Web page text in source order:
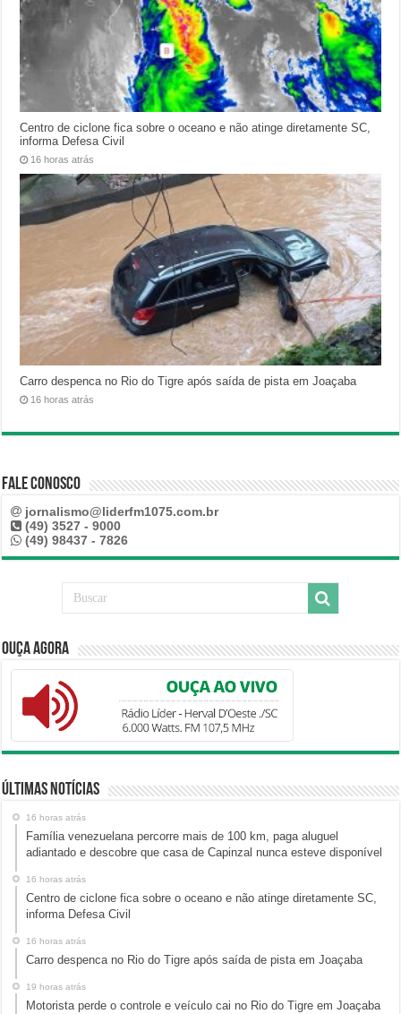
Centro de ciclone fica sobre o oceano e não atinge diretamente SC,
informa Defesa Civil
16 horas atrás
Carro despenca no Rio do Tigre após saída de pista em Joaçaba
16 horas atrás
Fale Conosco
jornalismo@liderfm1075.com.br
(49) 3527 - 9000
(49) 98437 - 7826
Ouça Agora
Últimas Notícias
16 horas atrás
Família venezuelana percorre mais de 100 km, paga aluguel
adiantado e descobre que casa de Capinzal nunca esteve disponível
16 horas atrás
Centro de ciclone fica sobre o oceano e não atinge diretamente SC,
informa Defesa Civil
16 horas atrás
Carro despenca no Rio do Tigre após saída de pista em Joaçaba
19 horas atrás
Motorista perde o controle e veículo cai no Rio do Tigre em Joaçaba